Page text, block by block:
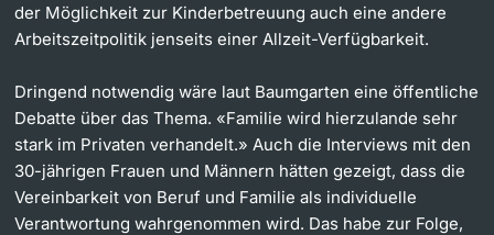
der Möglichkeit zur Kinderbetreuung auch eine andere
Arbeitszeitpolitik jenseits einer Allzeit-Verfügbarkeit.
Dringend notwendig wäre laut Baumgarten eine öffentliche
Debatte über das Thema. «Familie wird hierzulande sehr
stark im Privaten verhandelt.» Auch die Interviews mit den
30-jährigen Frauen und Männern hätten gezeigt, dass die
Vereinbarkeit von Beruf und Familie als individuelle
Verantwortung wahrgenommen wird. Das habe zur Folge,